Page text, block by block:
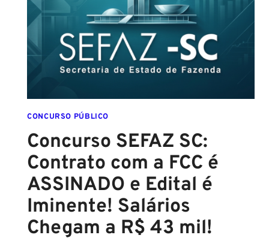
CONFIRMADO
PARA
SETEMBRO!
CONCURSO PÚBLICO
Concurso SEFAZ SC:
Contrato com a FCC é
ASSINADO e Edital é
Iminente! Salários
Chegam a R$ 43 mil!